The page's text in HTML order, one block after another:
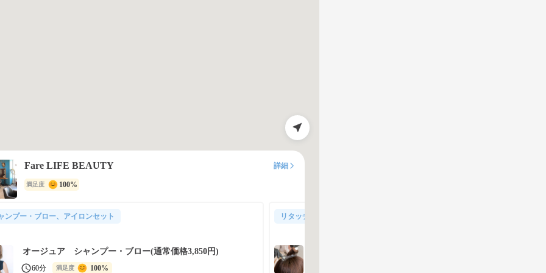
Fare LIFE BEAUTY 詳細
満足度 100%
ンプー・ブロー、アイロンセット
オージュア シャンプー・ブロー(通常価格3,850円)
60分 満足度 100%
リタッチ根元染め（白髪染め含む）